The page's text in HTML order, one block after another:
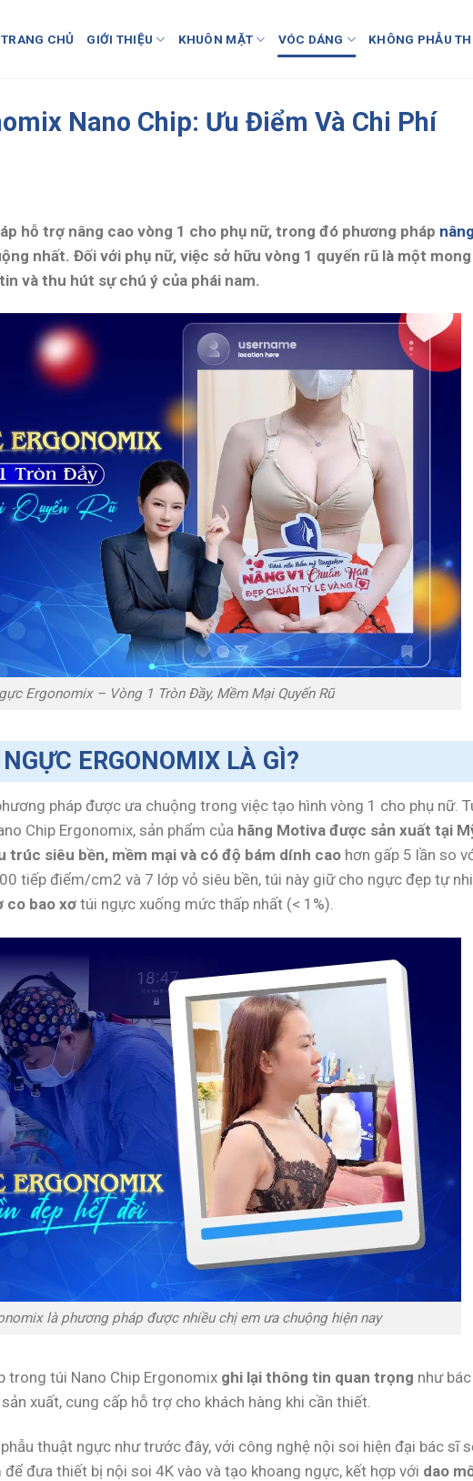
TRANG CHỦ GIỚI THIỆU KHUÔN MẶT VÓC DÁNG KHÔNG PHẪU
Nano Chip: Ưu Điểm Và Chi Phí
hỗ trợ nâng cao vòng 1 cho phụ nữ, trong đó phương pháp
nhất. Đối với phụ nữ, việc sở hữu vòng 1 quyến rũ là một mong
và thu hút sự chú ý của phái nam.
Ergonomix – Vòng 1 Tròn Đầy, Mềm Mại Quyến Rũ
ERGONOMIX LÀ GÌ?
pháp được ưa chuộng trong việc tạo hình vòng 1 cho phụ nữ.
Chip Ergonomix, sản phẩm của hãng Motiva được sản xuất tại
trúc siêu bền, mềm mại và có độ bám dính cao hơn gấp 5 lần so
tiếp điểm/cm2 và 7 lớp vỏ siêu bền, túi này giữ cho ngực đẹp tự
co bao xơtúi ngực xuống mức thấp nhất (< 1%).
là phương pháp được nhiều chị em ưa chuộng hiện nay
trong túi Nano Chip Ergonomix ghi lại thông tin quan trọng như
xuất, cung cấp hỗ trợ cho khách hàng khi cần thiết.
thuật ngực như trước đây, với công nghệ nội soi hiện đại bác sĩ
đưa thiết bị nội soi 4K vào và tạo khoang ngực, kết hợp với dao